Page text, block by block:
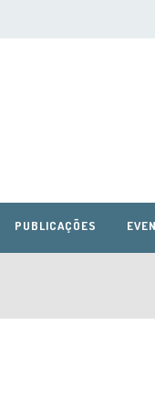
PUBLICAÇÕES